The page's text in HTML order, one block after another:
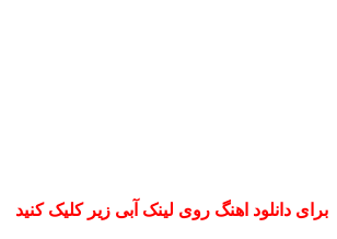
برای دانلود اهنگ روی لینک آبی زیر کلیک کنید